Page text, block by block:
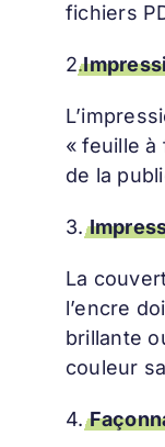
fichiers
2.
« feuille
de la
3.
La
l’encre
brillante
couleur
4.